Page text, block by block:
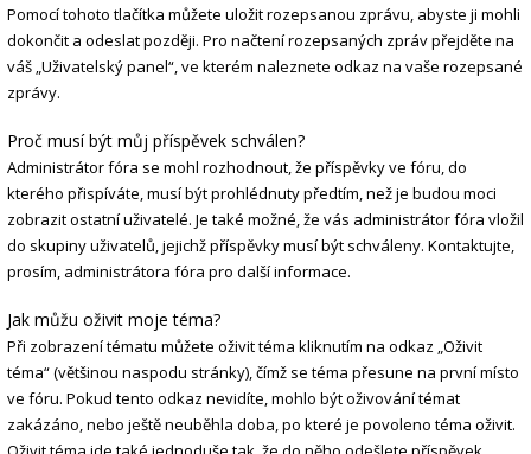
Pomocí tohoto tlačítka můžete uložit rozepsanou zprávu, abyste ji mohli
dokončit a odeslat později. Pro načtení rozepsaných zpráv přejděte na
váš „Uživatelský panel“, ve kterém naleznete odkaz na vaše rozepsané
zprávy.
Proč musí být můj příspěvek schválen?
Administrátor fóra se mohl rozhodnout, že příspěvky ve fóru, do
kterého přispíváte, musí být prohlédnuty předtím, než je budou moci
zobrazit ostatní uživatelé. Je také možné, že vás administrátor fóra vložil
do skupiny uživatelů, jejichž příspěvky musí být schváleny. Kontaktujte,
prosím, administrátora fóra pro další informace.
Jak můžu oživit moje téma?
Při zobrazení tématu můžete oživit téma kliknutím na odkaz „Oživit
téma“ (většinou naspodu stránky), čímž se téma přesune na první místo
ve fóru. Pokud tento odkaz nevidíte, mohlo být oživování témat
zakázáno, nebo ještě neuběhla doba, po které je povoleno téma oživit.